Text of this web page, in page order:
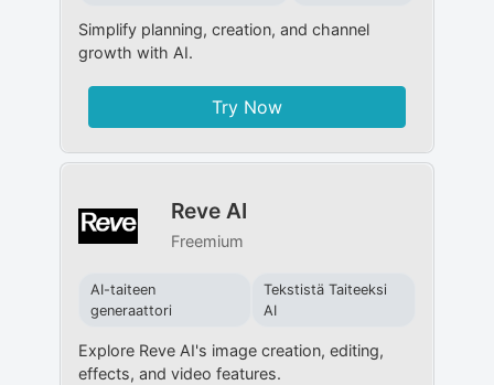
Simplify planning, creation, and channel
growth with AI.
Try Now
Reve AI
Freemium
AI-taiteen
generaattori
Tekstistä Taiteeksi
AI
Explore Reve AI's image creation, editing,
effects, and video features.